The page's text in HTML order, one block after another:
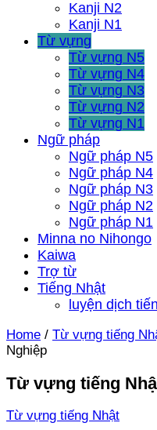
Kanji N2
Kanji N1
Từ vựng
Từ vựng N5
Từ vựng N4
Từ vựng N3
Từ vựng N2
Từ vựng N1
Ngữ pháp
Ngữ pháp N5
Ngữ pháp N4
Ngữ pháp N3
Ngữ pháp N2
Ngữ pháp N1
Minna no Nihongo
Kaiwa
Trợ từ
Tiếng Nhật
luyện dịch
Home / Từ vựng tiếng
Nghiệp
Từ vựng tiếng
Từ vựng tiếng Nhật